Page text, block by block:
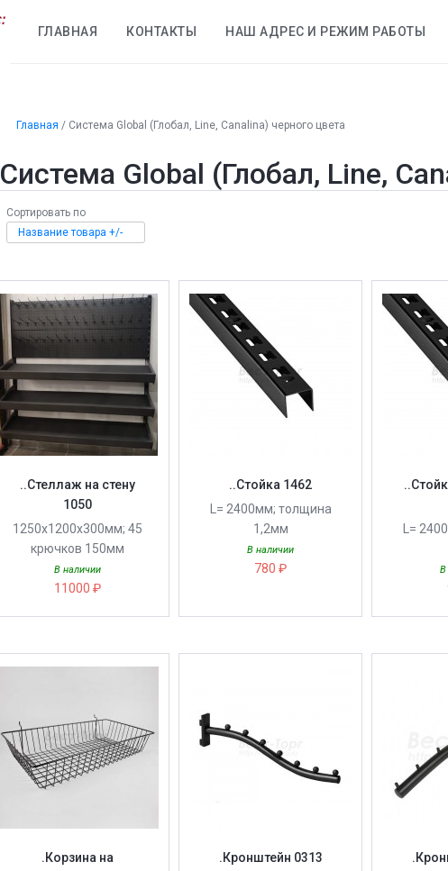
ГЛАВНАЯ КОНТАКТЫ НАШ АДРЕС И РЕЖИМ РАБОТЫ
Главная / Система Global (Глобал, Line, Canalina) черного цвета
Система Global (Глобал, Line,
Сортировать по
Название товара +/-
..Стеллаж на стену
1050
1250х1200х300мм; 45
крючков 150мм
В наличии
11000 ₽
..Стойка 1462
L= 2400мм; толщина
1,2мм
В наличии
780 ₽
L=
В
.Корзина на
.Кронштейн 0313